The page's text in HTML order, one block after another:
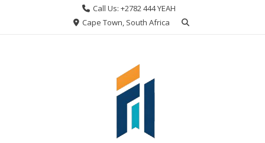
Call Us: +2782 444 YEAH
Cape Town, South Africa